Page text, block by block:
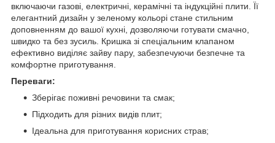
включаючи газові, електричні, керамічні та індукційні плити. Її
елегантний дизайн у зеленому кольорі стане стильним
доповненням до вашої кухні, дозволяючи готувати смачно,
швидко та без зусиль. Кришка зі спеціальним клапаном
ефективно виділяє зайву пару, забезпечуючи безпечне та
комфортне приготування.
Переваги:
Зберігає поживні речовини та смак;
Підходить для різних видів плит;
Ідеальна для приготування корисних страв;